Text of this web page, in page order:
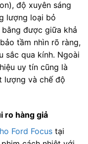
độ xuyên sáng
lượng loại bỏ
được giữa khả
tầm nhìn rõ ràng,
sắc qua kính. Ngoài
uy tín cũng là
lượng và chế độ
ro hàng giả
Ford Focus tại